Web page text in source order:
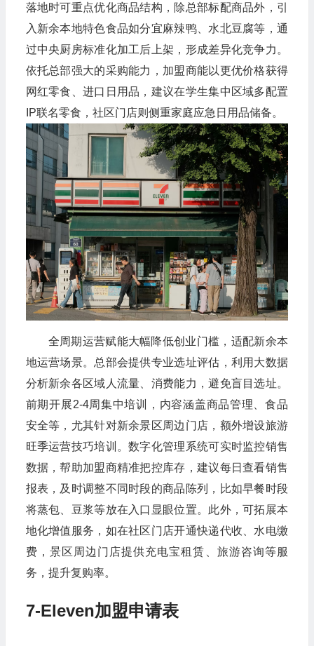
落地时可重点优化商品结构，除总部标配商品外，引
入新余本地特色食品如分宜麻辣鸭、水北豆腐等，通
过中央厨房标准化加工后上架，形成差异化竞争力。
依托总部强大的采购能力，加盟商能以更优价格获得
网红零食、进口日用品，建议在学生集中区域多配置
IP联名零食，社区门店则侧重家庭应急日用品储备。
全周期运营赋能大幅降低创业门槛，适配新余本
地运营场景。总部会提供专业选址评估，利用大数据
分析新余各区域人流量、消费能力，避免盲目选址。
前期开展2-4周集中培训，内容涵盖商品管理、食品
安全等，尤其针对新余景区周边门店，额外增设旅游
旺季运营技巧培训。数字化管理系统可实时监控销售
数据，帮助加盟商精准把控库存，建议每日查看销售
报表，及时调整不同时段的商品陈列，比如早餐时段
将蒸包、豆浆等放在入口显眼位置。此外，可拓展本
地化增值服务，如在社区门店开通快递代收、水电缴
费，景区周边门店提供充电宝租赁、旅游咨询等服
务，提升复购率。
7-Eleven加盟申请表